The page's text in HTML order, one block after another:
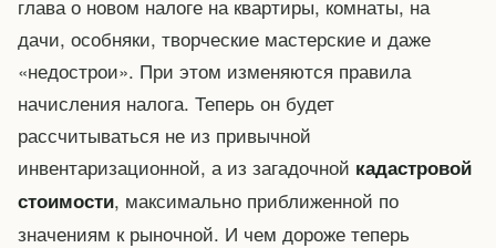
глава о новом налоге на квартиры, комнаты, на
дачи, особняки, творческие мастерские и даже
«недострои». При этом изменяются правила
начисления налога. Теперь он будет
рассчитываться не из привычной
инвентаризационной, а из загадочной кадастровой
стоимости, максимально приближенной по
значениям к рыночной. И чем дороже теперь